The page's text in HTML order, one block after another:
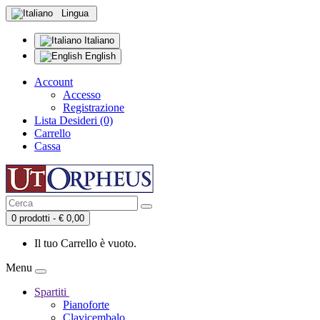
Lingua
Italiano
English
Account
Accesso
Registrazione
Lista Desideri (0)
Carrello
Cassa
0 prodotti - € 0,00
Il tuo Carrello è vuoto.
Menu
Spartiti
Pianoforte
Clavicembalo